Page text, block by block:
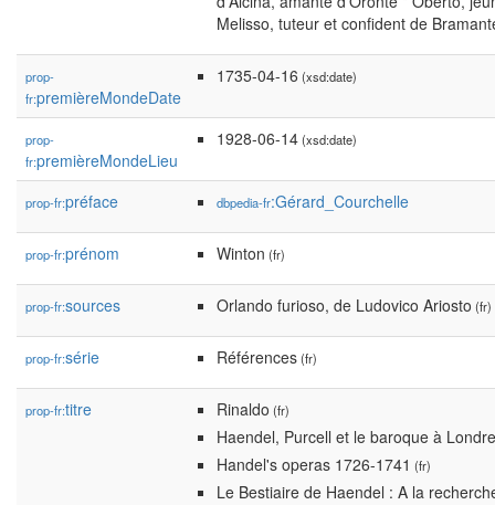
Melisso, tuteur et confident de
prop-
fr:premièreMondeDate
1735-04-16 (xsd:date)
prop-
fr:premièreMondeLieu
1928-06-14(xsd:date)
prop-fr:préface dbpedia-fr:Gérard_Courchelle
prop-fr:prénom Winton (fr)
prop-fr:sources Orlando furioso, de Ludovico Ariosto (fr)
prop-fr:série Références(fr)
prop-fr:titre Rinaldo (fr)
Haendel, Purcell et le baroque à
Handel's operas 1726-1741 (fr)
Le Bestiaire de Haendel : A la